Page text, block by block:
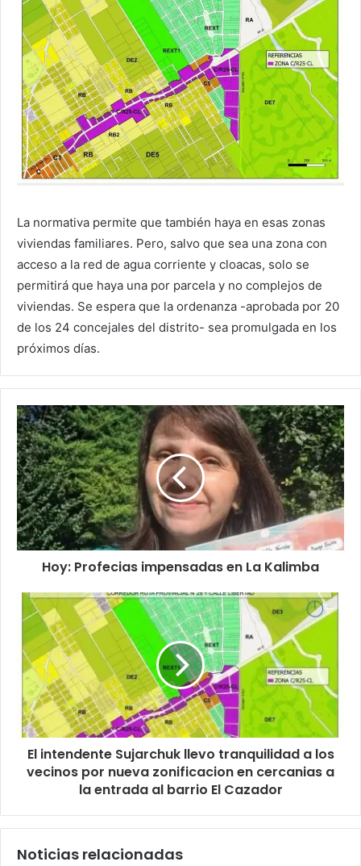
La normativa permite que también haya en esas zonas
viviendas familiares. Pero, salvo que sea una zona con
acceso a la red de agua corriente y cloacas, solo se
permitirá que haya una por parcela y no complejos de
viviendas. Se espera que la ordenanza -aprobada por 20
de los 24 concejales del distrito- sea promulgada en los
próximos días.
Hoy: Profecias impensadas en La Kalimba
El intendente Sujarchuk llevo tranquilidad a los
vecinos por nueva zonificacion en cercanias a
la entrada al barrio El Cazador
Noticias relacionadas